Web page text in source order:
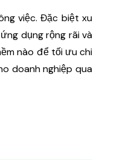
việc. Đặc biệt xu
dụng rộng rãi và
nào để tối ưu chi
doanh nghiệp qua